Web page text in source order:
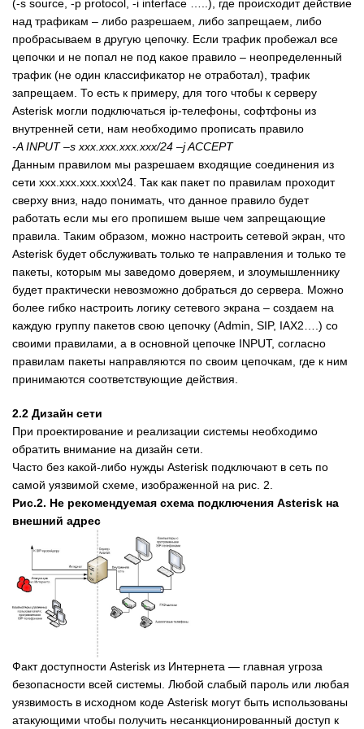
(-s source, -p protocol, -i interface …..), где происходит действие
над трафикам – либо разрешаем, либо запрещаем, либо
пробрасываем в другую цепочку. Если трафик пробежал все
цепочки и не попал не под какое правило – неопределенный
трафик (не один классификатор не отработал), трафик
запрещаем. То есть к примеру, для того чтобы к серверу
Asterisk могли подключаться ip-телефоны, софтфоны из
внутренней сети, нам необходимо прописать правило
-A INPUT –s xxx.xxx.xxx.xxx/24 –j ACCEPT
Данным правилом мы разрешаем входящие соединения из
сети xxx.xxx.xxx.xxx\24. Так как пакет по правилам проходит
сверху вниз, надо понимать, что данное правило будет
работать если мы его пропишем выше чем запрещающие
правила. Таким образом, можно настроить сетевой экран, что
Asterisk будет обслуживать только те направления и только те
пакеты, которым мы заведомо доверяем, и злоумышленнику
будет практически невозможно добраться до сервера. Можно
более гибко настроить логику сетевого экрана – создаем на
каждую группу пакетов свою цепочку (Admin, SIP, IAX2….) со
своими правилами, а в основной цепочке INPUT, согласно
правилам пакеты направляются по своим цепочкам, где к ним
принимаются соответствующие действия.
2.2 Дизайн сети
При проектирование и реализации системы необходимо
обратить внимание на дизайн сети.
Часто без какой-либо нужды Asterisk подключают в сеть по
самой уязвимой схеме, изображенной на рис. 2.
Рис.2. Не рекомендуемая схема подключения Asterisk на
внешний адрес
Факт доступности Asterisk из Интернета — главная угроза
безопасности всей системы. Любой слабый пароль или любая
уязвимость в исходном коде Asterisk могут быть использованы
атакующими чтобы получить несанкционированный доступ к